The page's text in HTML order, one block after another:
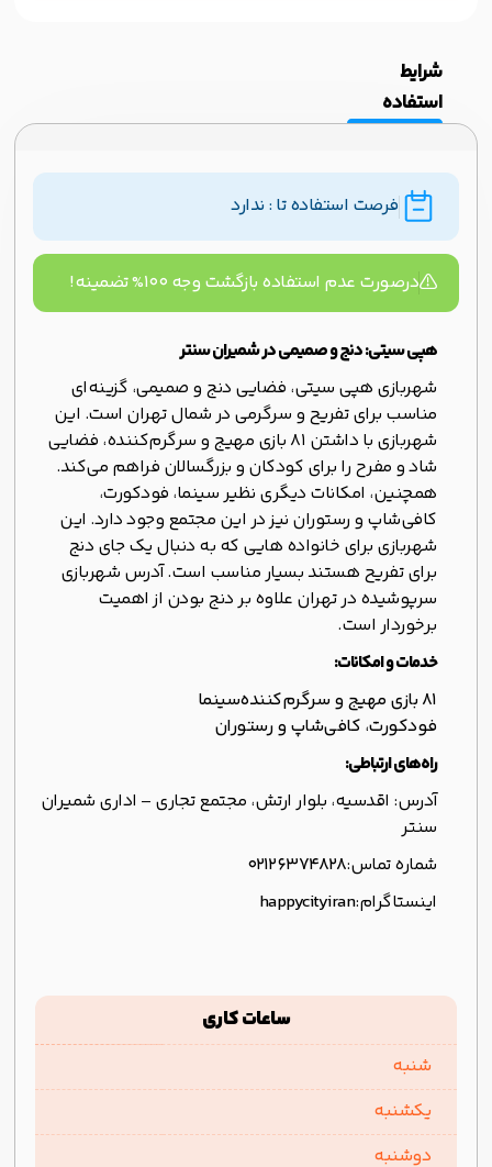
شرایط
استفاده
فرصت استفاده تا : ندارد
درصورت عدم استفاده بازگشت وجه ۱۰۰% تضمینه!
هپی سیتی: دنج و صمیمی در شمیران سنتر
شهربازی هپی سیتی، فضایی دنج و صمیمی، گزینه‌ای
مناسب برای تفریح و سرگرمی در شمال تهران است. این
شهربازی با داشتن 81 بازی مهیج و سرگرم‌کننده، فضایی
شاد و مفرح را برای کودکان و بزرگسالان فراهم می‌کند.
همچنین، امکانات دیگری نظیر سینما، فودکورت،
کافی‌شاپ و رستوران نیز در این مجتمع وجود دارد. این
شهربازی برای خانواده هایی که به دنبال یک جای دنج
برای تفریح هستند بسیار مناسب است. آدرس شهربازی
سرپوشیده در تهران علاوه بر دنج بودن از اهمیت
برخوردار است.
خدمات و امکانات:
81 بازی مهیج و سرگرم‌کننده
سینما
فودکورت، کافی‌شاپ و رستوران
راه‌های ارتباطی:
آدرس: اقدسیه، بلوار ارتش، مجتمع تجاری – اداری شمیران
سنتر
شماره تماس:۰۲۱۲۶۳۷۴۸۲۸
اینستاگرام:happycityiran
ساعات کاری
شنبه
یکشنبه
دوشنبه